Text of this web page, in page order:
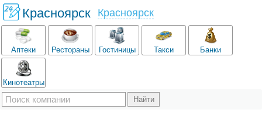
Красноярск Красноярск
Аптеки Рестораны Гостиницы Такси Банки
Кинотеатры